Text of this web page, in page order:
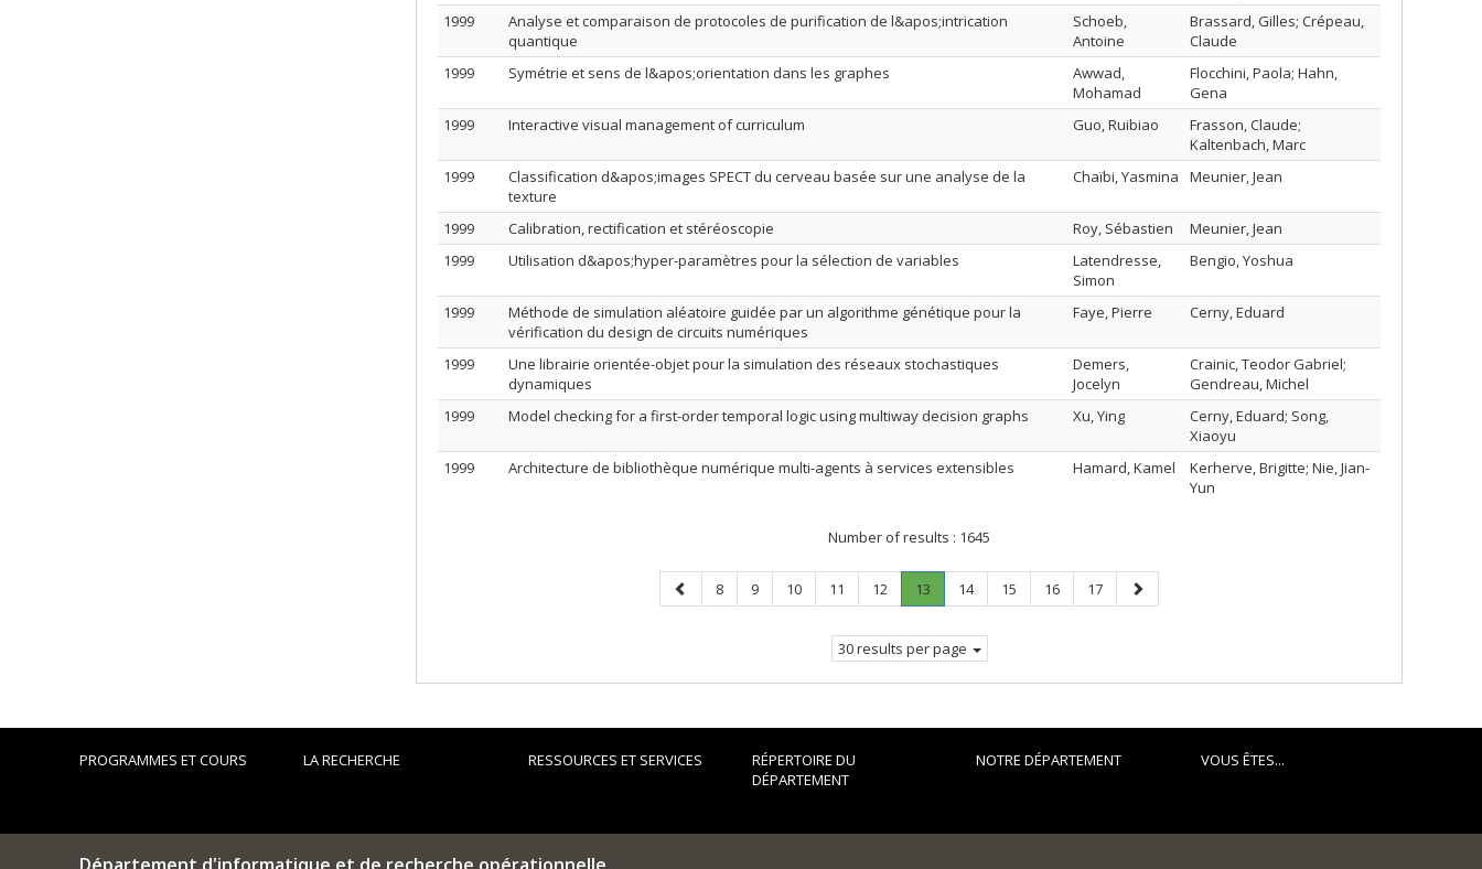
1999
Analyse et comparaison de protocoles de purification de l&apos;intrication
quantique
Schoeb,
Antoine
Brassard, Gilles; Crépeau,
Claude
1999
Symétrie et sens de l&apos;orientation dans les graphes
Awwad,
Mohamad
Flocchini, Paola; Hahn,
Gena
1999
Interactive visual management of curriculum Guo, Ruibiao
Frasson, Claude;
Kaltenbach, Marc
1999
Classification d&apos;images SPECT du cerveau basée sur une analyse de la
texture
Chaïbi, Yasmina Meunier, Jean
1999 Calibration, rectification et stéréoscopie Roy, Sébastien
Meunier, Jean
1999
Utilisation d&apos;hyper-paramètres pour la sélection de variables
Latendresse,
Simon
Bengio, Yoshua
1999
Méthode de simulation aléatoire guidée par un algorithme génétique pour la
vérification du design de circuits numériques
Faye, Pierre Cerny, Eduard
1999
Une librairie orientée-objet pour la simulation des réseaux stochastiques
dynamiques
Demers,
Jocelyn
Crainic, Teodor Gabriel;
Gendreau, Michel
1999
Model checking for a first-order temporal logic using multiway decision graphs Xu, Ying
Cerny, Eduard; Song,
Xiaoyu
1999
Architecture de bibliothèque numérique multi-agents à services extensibles Hamard, Kamel
Kerherve, Brigitte; Nie, Jian-
Yun
Number of results : 1645
Previous
page
Page
8 Page
9 Page
10 Page
11 Page
12 Page
13
Current
Page
14 Page
15 Page
16 Page
17
Next
page
30 results per page
PROGRAMMES ET COURS LA RECHERCHE RESSOURCES ET SERVICES
RÉPERTOIRE DU
DÉPARTEMENT
NOTRE DÉPARTEMENT VOUS ÊTES...